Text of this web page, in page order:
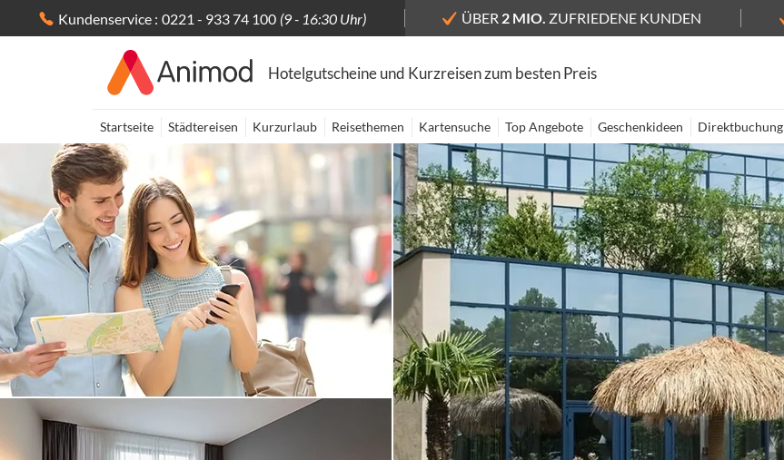
Kundenservice : 0221 - 933 74 100 (9 - 16:30 Uhr) ÜBER 2 MIO. ZUFRIEDENE KUNDEN
Hotelgutscheine und Kurzreisen zum besten Preis
Startseite Städtereisen Kurzurlaub Reisethemen Kartensuche Top Angebote Geschenkideen Direktbuchung